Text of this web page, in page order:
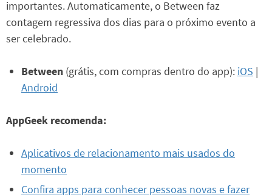
importantes. Automaticamente, o Between faz
contagem regressiva dos dias para o próximo evento a
ser celebrado.
Between (grátis, com compras dentro do app): iOS |
Android
AppGeek recomenda:
Aplicativos de relacionamento mais usados do
momento
Confira apps para conhecer pessoas novas e fazer